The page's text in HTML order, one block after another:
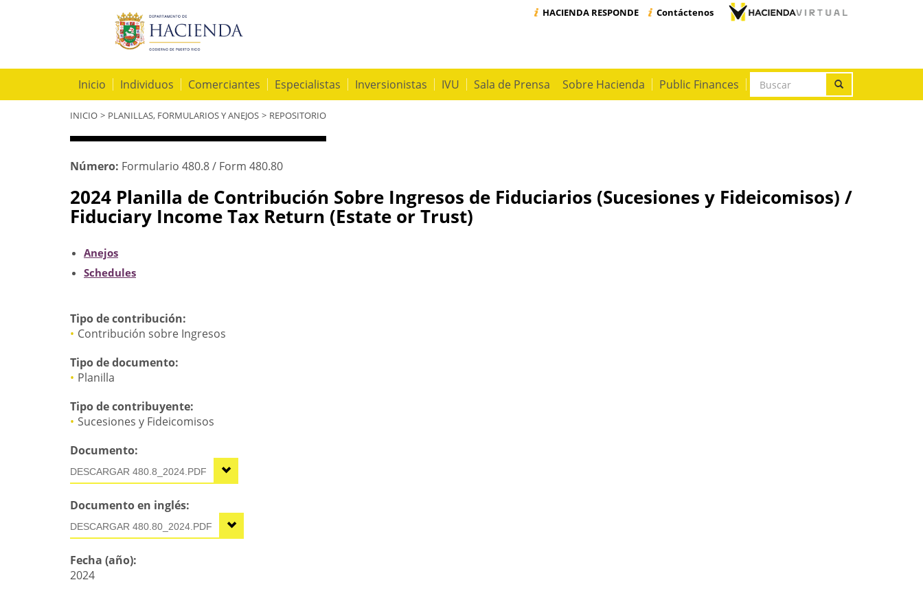
Contáctenos
HACIENDA RESPONDE
Formulario
de
Buscar
Inicio Individuos Comerciantes Especialistas Inversionistas IVU Sala de Prensa Sobre Hacienda Public Finances
encuentra
usted
INICIO > PLANILLAS, FORMULARIOS Y ANEJOS > REPOSITORIO
Número: Formulario 480.8 / Form 480.80
2024 Planilla de Contribución Sobre Ingresos de Fiduciarios (Sucesiones y Fideicomisos) /
Fiduciary Income Tax Return (Estate or Trust)
Anejos
Schedules
Tipo de contribución:
Contribución sobre Ingresos
Tipo de documento:
Planilla
Tipo de contribuyente:
Sucesiones y Fideicomisos
Documento:
480.8_2024.PDF
Documento en inglés:
480.80_2024.PDF
Fecha (año):
2024